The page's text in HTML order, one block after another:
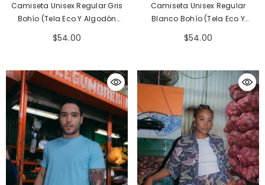
Camiseta Unisex Regular Gris
Bohío (Tela Eco Y Algodón
155gr)
$54.00
Camiseta Unisex Regular
Blanco Bohío (Tela Eco Y
Algodón 155 Gr)
$54.00